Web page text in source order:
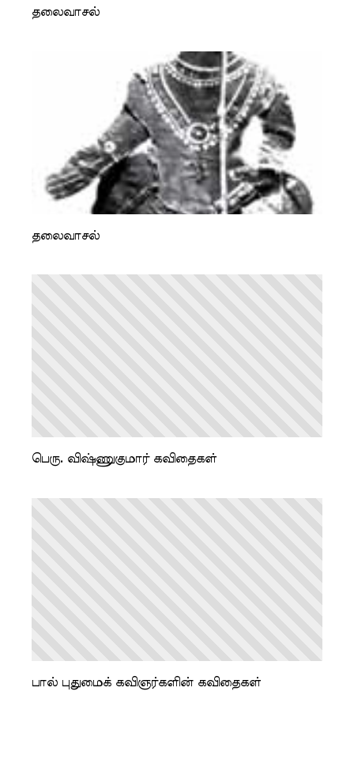
தலைவாசல்
தலைவாசல்
பெரு. விஷ்ணுகுமார் கவிதைகள்
பால் புதுமைக் கவிஞர்களின் கவிதைகள்